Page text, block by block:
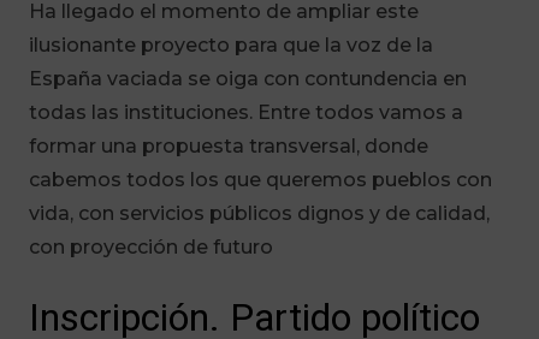
Ha llegado el momento de ampliar este
ilusionante proyecto para que la voz de la
España vaciada se oiga con contundencia en
todas las instituciones. Entre todos vamos a
formar una propuesta transversal, donde
cabemos todos los que queremos pueblos con
vida, con servicios públicos dignos y de calidad,
con proyección de futuro